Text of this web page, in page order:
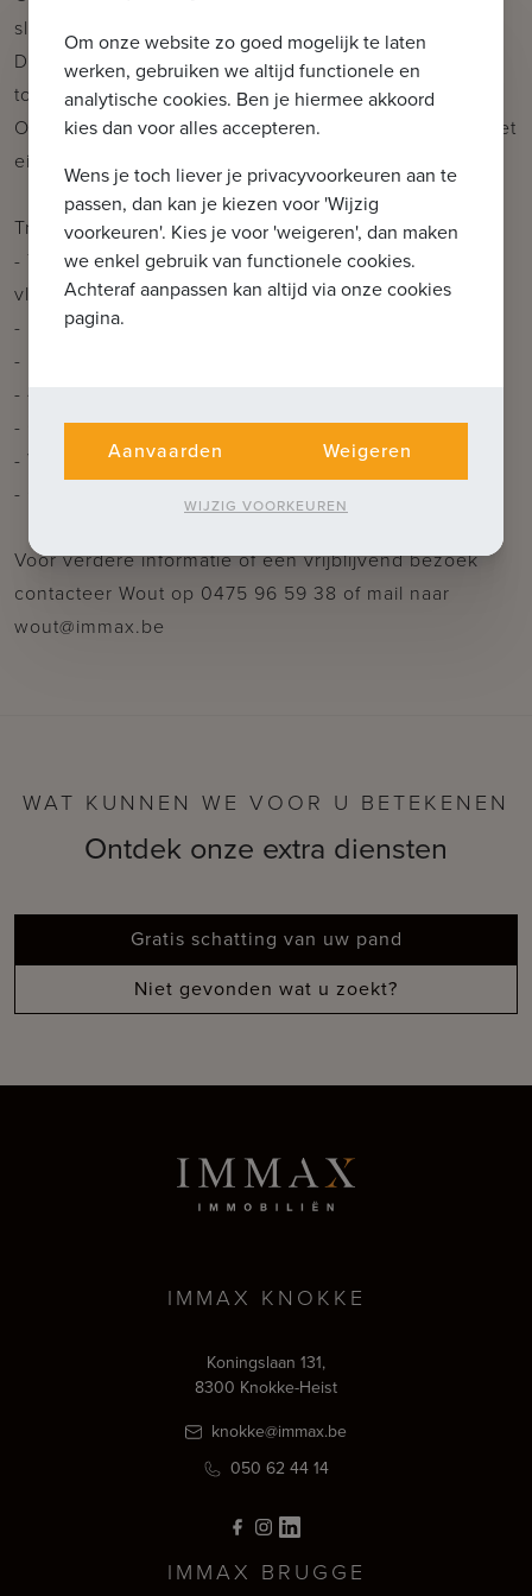
slaapkamers elk voorzien van hun eigen badkamer.
Daarnaast beschikt dit verdiep ook over een apart
toilet.
Op het derde verdiep werd een ruime slaapkamer met
eigen badkamer en mezzanine voorzien.
Troeven:
- Topligging aan de rand van Brugge Centrum met
vlotte bereikbaarheid
- Luxe-afwerking met oog voor detail
- Duurzame en energiezuinige renovatie
- 4 slaapkamers met afzonderlijke badkamer
- Gezellige stadstuin/terras & dakterras
- Volledig onderkelderd
- Optioneel: beschikbaarheid parking in de buurt
Voor verdere informatie of een vrijblijvend bezoek
contacteer Wout op 0475 96 59 38 of mail naar
wout@immax.be
WAT KUNNEN WE VOOR U BETEKENEN
Ontdek onze extra diensten
Gratis schatting van uw pand
Niet gevonden wat u zoekt?
IMMAX KNOKKE
Koningslaan 131,
8300 Knokke-Heist
knokke@immax.be
050 62 44 14
IMMAX BRUGGE
Om onze website zo goed mogelijk te laten
werken, gebruiken we altijd functionele en
analytische cookies. Ben je hiermee akkoord
kies dan voor alles accepteren.
Wens je toch liever je privacyvoorkeuren aan te
passen, dan kan je kiezen voor 'Wijzig
voorkeuren'. Kies je voor 'weigeren', dan maken
we enkel gebruik van functionele cookies.
Achteraf aanpassen kan altijd via onze cookies
pagina.
Aanvaarden Weigeren
WIJZIG VOORKEUREN